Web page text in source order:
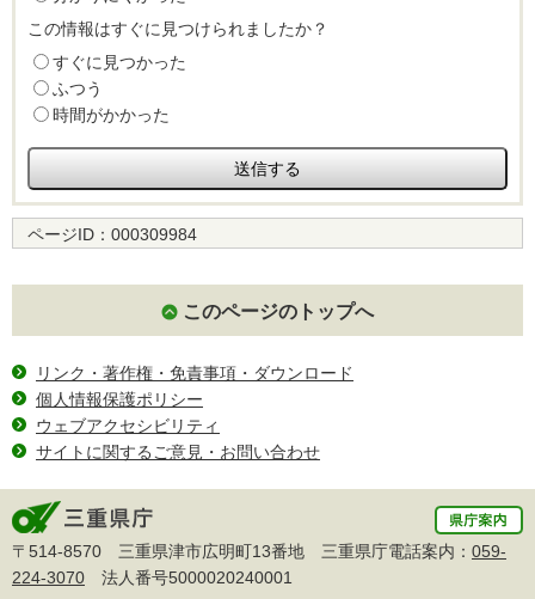
この情報はすぐに見つけられましたか？
すぐに見つかった
ふつう
時間がかかった
ページID： 000309984
このページのトップへ
リンク・著作権・免責事項・ダウンロード
個人情報保護ポリシー
ウェブアクセシビリティ
サイトに関するご意見・お問い合わせ
〒514-8570 三重県津市広明町13番地 三重県庁電話案内： 059-
224-3070 法人番号5000020240001